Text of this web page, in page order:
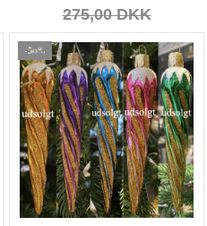
275,00 DKK
-50%